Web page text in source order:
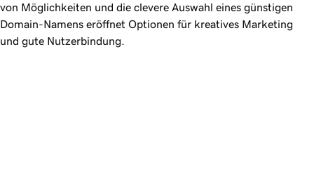
von Möglichkeiten und die clevere Auswahl eines günstigen
Domain-Namens eröffnet Optionen für kreatives Marketing
und gute Nutzerbindung.